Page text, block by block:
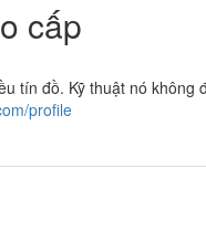
cấp
tín đồ. Kỹ thuật nó không
profile